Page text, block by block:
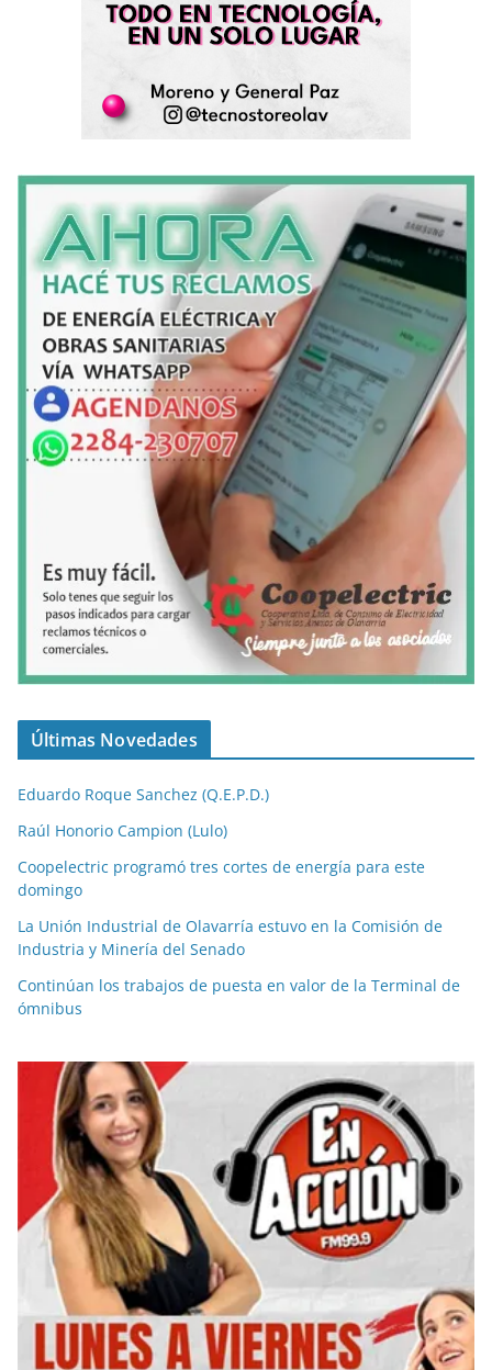
Últimas Novedades
Eduardo Roque Sanchez (Q.E.P.D.)
Raúl Honorio Campion (Lulo)
Coopelectric programó tres cortes de energía para este
domingo
La Unión Industrial de Olavarría estuvo en la Comisión de
Industria y Minería del Senado
Continúan los trabajos de puesta en valor de la Terminal de
ómnibus